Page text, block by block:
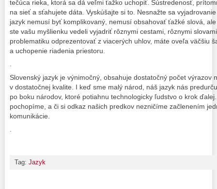
tečúca rieka, ktorá sa dá veľmi ťažko uchopiť. Sústredenosť,
na sieť a sťahujete dáta. Vyskúšajte si to. Nesnažte sa
jazyk nemusí byť komplikovaný, nemusí obsahovať ťažké slová,
ste vašu myšlienku vedeli vyjadriť rôznymi cestami, rôznymi
problematiku odprezentovať z viacerých uhlov, máte oveľa väčšiu
a uchopenie riadenia priestoru.
.
Slovenský jazyk je výnimočný, obsahuje dostatočný počet výrazov
v dostatočnej kvalite. I keď sme malý národ, náš jazyk nás
po boku národov, ktoré potiahnu technologicky ľudstvo o krok
pochopíme, a či si odkaz našich predkov nezničíme začlenením
komunikácie.
Tag: Jazyk